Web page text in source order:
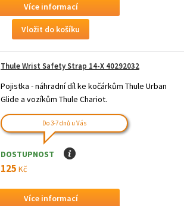
Více informací
Thule Wrist Safety Strap 14-X 40292032
Pojistka - náhradní díl ke kočárkům Thule Urban
Glide a vozíkům Thule Chariot.
Do 3-7 dnů u Vás
DOSTUPNOST I
125 Kč
Více informací